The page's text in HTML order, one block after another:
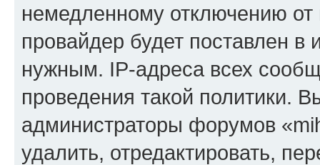
немедленному отключению
провайдер будет поставлен в
нужным. IP-адреса всех
проведения такой политики.
администраторы форумов
удалить, отредактировать,